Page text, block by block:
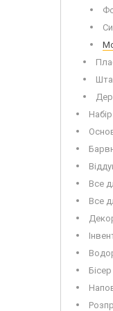
Глітери
Все
Все